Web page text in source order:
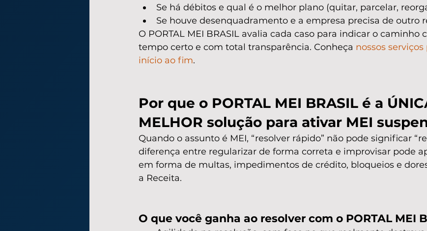
Se há débitos e qual é o melhor plano (quitar, parcelar,
Se houve desenquadramento e a empresa precisa de outro
O PORTAL MEI BRASIL avalia cada caso para indicar o caminho
tempo certo e com total transparência. Conheça nossos
início ao fim.
Por que o PORTAL MEI BRASIL é a
MELHOR solução para ativar MEI
Quando o assunto é MEI, “resolver rápido” não pode significar
diferença entre regularizar de forma correta e improvisar pode
em forma de multas, impedimentos de crédito, bloqueios e
a Receita.
O que você ganha ao resolver com o PORTAL MEI